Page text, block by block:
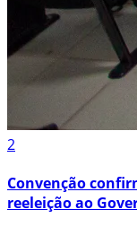
2
Convenção
reeleição ao